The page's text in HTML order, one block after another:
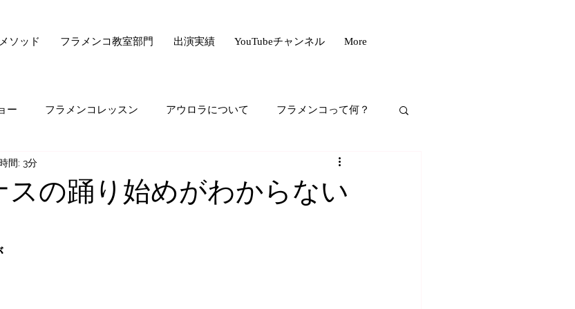
ソッド フラメンコ教室部門 出演実績 YouTubeチャンネル More
ー フラメンコレッスン アウロラについて フラメンコって何？
容法シリーズ
スの踊り始めがわからない
間: 3分